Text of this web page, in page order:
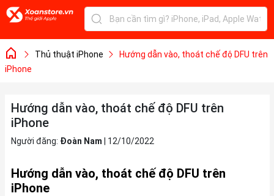
Thủ thuật iPhone
Hướng dẫn vào, thoát chế độ DFU trên
iPhone
Hướng dẫn vào, thoát chế độ DFU trên
iPhone
Người đăng: Đoàn Nam 12/10/2022
Hướng dẫn vào, thoát chế độ DFU trên
iPhone